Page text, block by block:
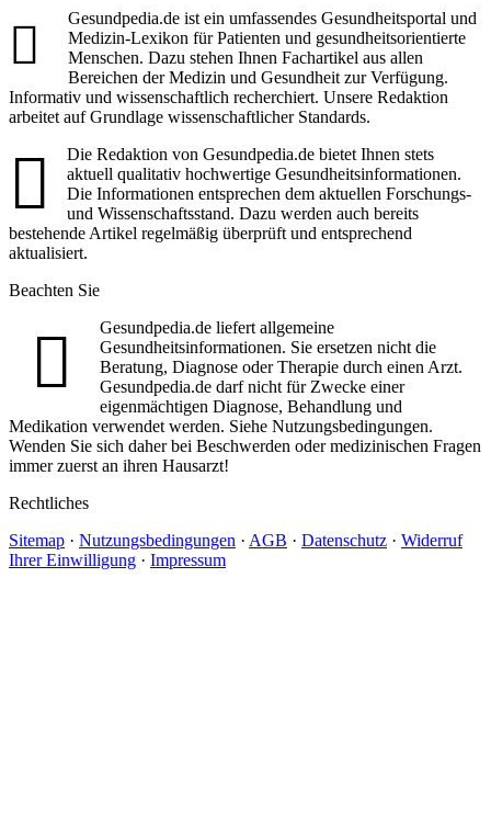
Gesundpedia.de ist ein umfassendes Gesundheitsportal und
Medizin-Lexikon für Patienten und gesundheitsorientierte
Menschen. Dazu stehen Ihnen Fachartikel aus allen
Bereichen der Medizin und Gesundheit zur Verfügung.
Informativ und wissenschaftlich recherchiert. Unsere Redaktion
arbeitet auf Grundlage wissenschaftlicher Standards.
Die Redaktion von Gesundpedia.de bietet Ihnen stets
aktuell qualitativ hochwertige Gesundheitsinformationen.
Die Informationen entsprechen dem aktuellen Forschungs-
und Wissenschaftsstand. Dazu werden auch bereits
bestehende Artikel regelmäßig überprüft und entsprechend
aktualisiert.
Beachten Sie
Gesundpedia.de liefert allgemeine
Gesundheitsinformationen. Sie ersetzen nicht die
Beratung, Diagnose oder Therapie durch einen Arzt.
Gesundpedia.de darf nicht für Zwecke einer
eigenmächtigen Diagnose, Behandlung und
Medikation verwendet werden. Siehe Nutzungsbedingungen.
Wenden Sie sich daher bei Beschwerden oder medizinischen Fragen
immer zuerst an ihren Hausarzt!
Rechtliches
Sitemap · Nutzungsbedingungen · AGB · Datenschutz · Widerruf
Ihrer Einwilligung · Impressum